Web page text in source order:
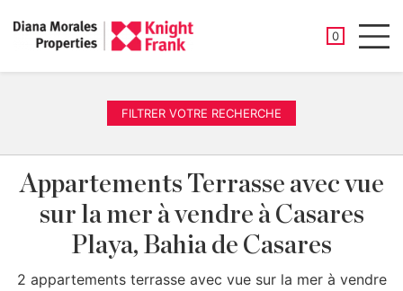
0
FILTRER VOTRE RECHERCHE
Appartements Terrasse avec vue
sur la mer à vendre à Casares
Playa, Bahia de Casares
2 appartements terrasse avec vue sur la mer à vendre